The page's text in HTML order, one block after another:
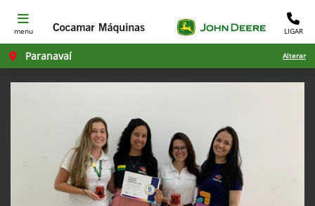
menu LIGAR
Paranavaí Alterar